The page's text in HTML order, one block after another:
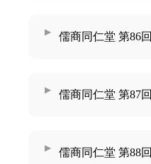
儒商同仁堂 第86回
儒商同仁堂 第87回
儒商同仁堂 第88回